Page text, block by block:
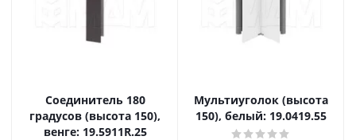
Соединитель 180
градусов (высота 150),
венге: 19.5911R.25
Мультиуголок (высота
150), белый: 19.0419.55